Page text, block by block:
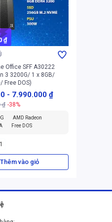
₫
Office SFF A30222
3 3200G/ 1 x 8GB/
Free DOS)
- 7.990.000 ₫
₫ -38%
AMD Radeon
Free DOS
1
Thêm vào giỏ